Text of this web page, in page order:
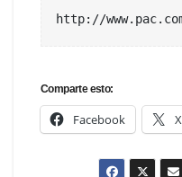
http://
Comparte esto:
Facebook X